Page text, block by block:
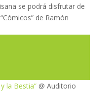
se podrá disfrutar de
de Ramón
la Bestia” @ Auditorio